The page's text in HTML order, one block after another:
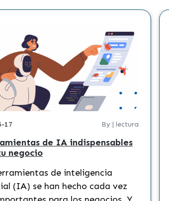
para tu
que las
2023-02-16
Herramientas de
El marketing
clave para hacer
Conoce junto a